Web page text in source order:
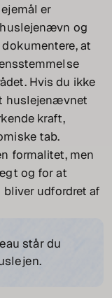
er
og
at
Hvis du ikke
huslejenævnet
kraft,
tab.
formalitet, men
og for at
bliver udfordret af
står du